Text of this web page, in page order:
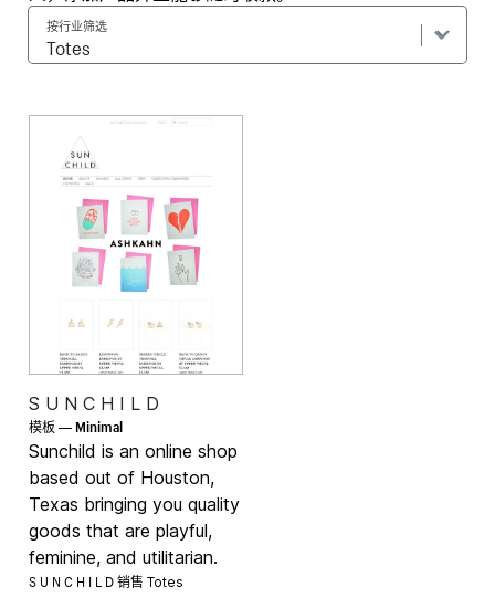
按行业筛选
S U N C H I L D
模板 —Minimal
Sunchild is an online shop
based out of Houston,
Texas bringing you quality
goods that are playful,
feminine, and utilitarian.
S U N C H I L D 销售Totes